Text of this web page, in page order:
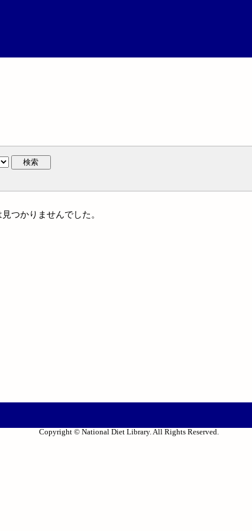
検索
つかりませんでした。
Copyright © National Diet Library. All Rights Reserved.